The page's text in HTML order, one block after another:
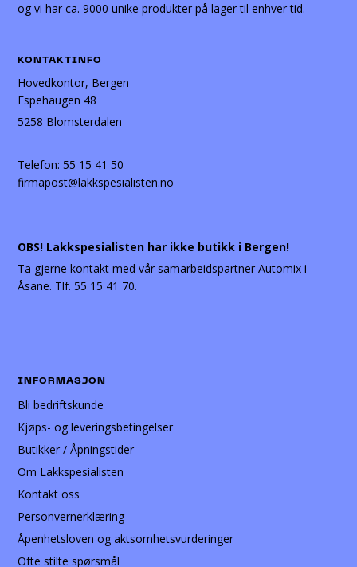
og vi har ca. 9000 unike produkter på lager til enhver tid.
KONTAKTINFO
Hovedkontor, Bergen
Espehaugen 48
5258 Blomsterdalen
Telefon:55 15 41 50
firmapost@lakkspesialisten.no
OBS! Lakkspesialisten har ikke butikk i Bergen!
Ta gjerne kontakt med vår samarbeidspartner Automix i
Åsane. Tlf. 55 15 41 70.
INFORMASJON
Bli bedriftskunde
Kjøps- og leveringsbetingelser
Butikker / Åpningstider
Om Lakkspesialisten
Kontakt oss
Personvernerklæring
Åpenhetsloven og aktsomhetsvurderinger
Ofte stilte spørsmål